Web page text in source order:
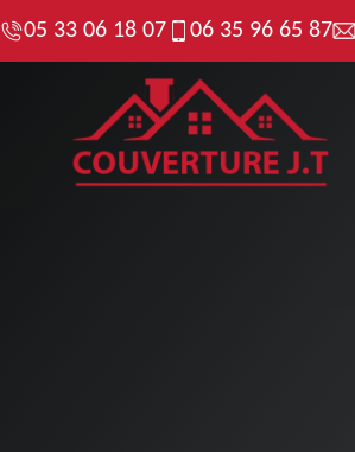
05 33 06 18 07 06 35 96 65 87